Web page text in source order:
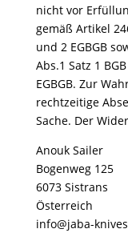
nicht vor
gemäß Artikel
und 2 EGBGB
Abs.1 Satz 1
EGBGB. Zur
rechtzeitige
Sache. Der
Anouk Sailer
Bogenweg 125
6073 Sistrans
Österreich
info@jaba-